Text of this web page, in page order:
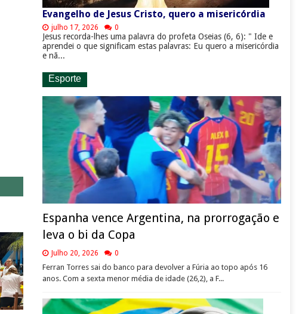
Evangelho de Jesus Cristo, quero a misericórdia
julho 17, 2026 0
Jesus recorda-lhes uma palavra do profeta Oseias (6, 6): " Ide e
aprendei o que significam estas palavras: Eu quero a misericórdia
e nã...
Esporte
Espanha vence Argentina, na prorrogação e
leva o bi da Copa
Julho 20, 2026 0
Ferran Torres sai do banco para devolver a Fúria ao topo após 16
anos. Com a sexta menor média de idade (26,2), a F...